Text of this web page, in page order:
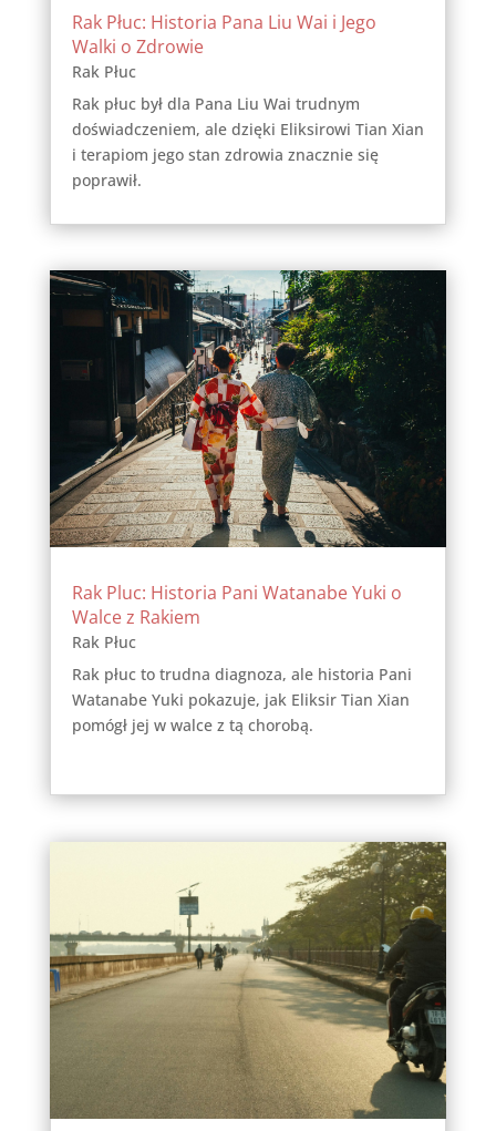
Rak Płuc: Historia Pana Liu Wai i Jego
Walki o Zdrowie
Rak Płuc
Rak płuc był dla Pana Liu Wai trudnym
doświadczeniem, ale dzięki Eliksirowi Tian Xian
i terapiom jego stan zdrowia znacznie się
poprawił.
Rak Pluc: Historia Pani Watanabe Yuki o
Walce z Rakiem
Rak Płuc
Rak płuc to trudna diagnoza, ale historia Pani
Watanabe Yuki pokazuje, jak Eliksir Tian Xian
pomógł jej w walce z tą chorobą.